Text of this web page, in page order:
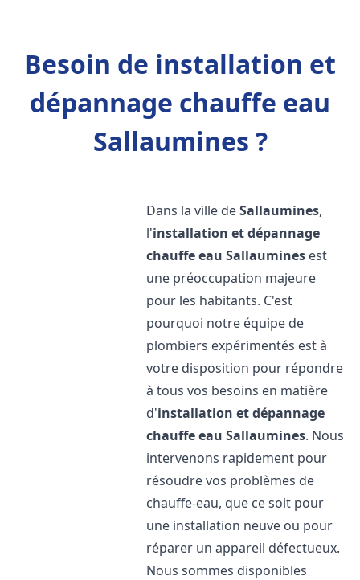
Besoin de installation et
dépannage chauffe eau
Sallaumines ?
Dans la ville deSallaumines,
l'installation et dépannage
chauffe eau Sallaumines est
une préoccupation majeure
pour les habitants. C'est
pourquoi notre équipe de
plombiers expérimentés est à
votre disposition pour répondre
à tous vos besoins en matière
d'installation et dépannage
chauffe eau Sallaumines. Nous
intervenons rapidement pour
résoudre vos problèmes de
chauffe-eau, que ce soit pour
une installation neuve ou pour
réparer un appareil défectueux.
Nous sommes disponibles